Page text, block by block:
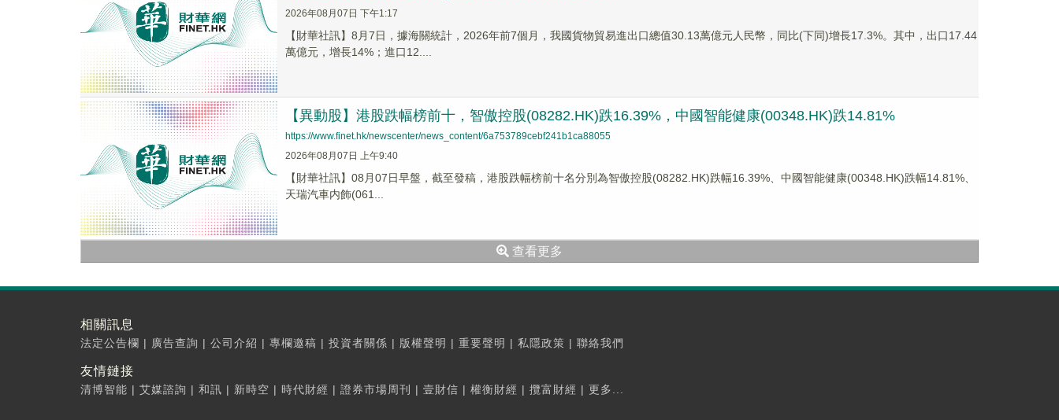
2026年08月07日 下午1:17
【財華社訊】8月7日，據海關統計，2026年前7個月，我國貨物貿易進出口總值30.13萬億元人民幣，同比(下同)增長17.3%。其中，出口17.44
萬億元，增長14%；進口12....
【異動股】港股跌幅榜前十，智傲控股(08282.HK)跌16.39%，中國智能健康(00348.HK)跌14.81%
https://www.finet.hk/newscenter/news_content/6a753789cebf241b1ca88055
2026年08月07日 上午9:40
【財華社訊】08月07日早盤，截至發稿，港股跌幅榜前十名分別為智傲控股(08282.HK)跌幅16.39%、中國智能健康(00348.HK)跌幅14.81%、
天瑞汽車内飾(061...
查看更多
相關訊息
法定公告欄 | 廣告查詢 | 公司介紹 | 專欄邀稿 | 投資者關係 | 版權聲明 | 重要聲明 | 私隱政策 | 聯絡我們
友情鏈接
清博智能 | 艾媒諮詢 | 和訊 | 新時空 | 時代財經 | 證券市場周刊 | 壹財信 | 權衡財經 | 攬富財經 | 更多...